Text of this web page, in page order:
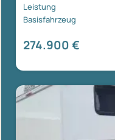
Leistung
Basisfahrzeug
274.900 €